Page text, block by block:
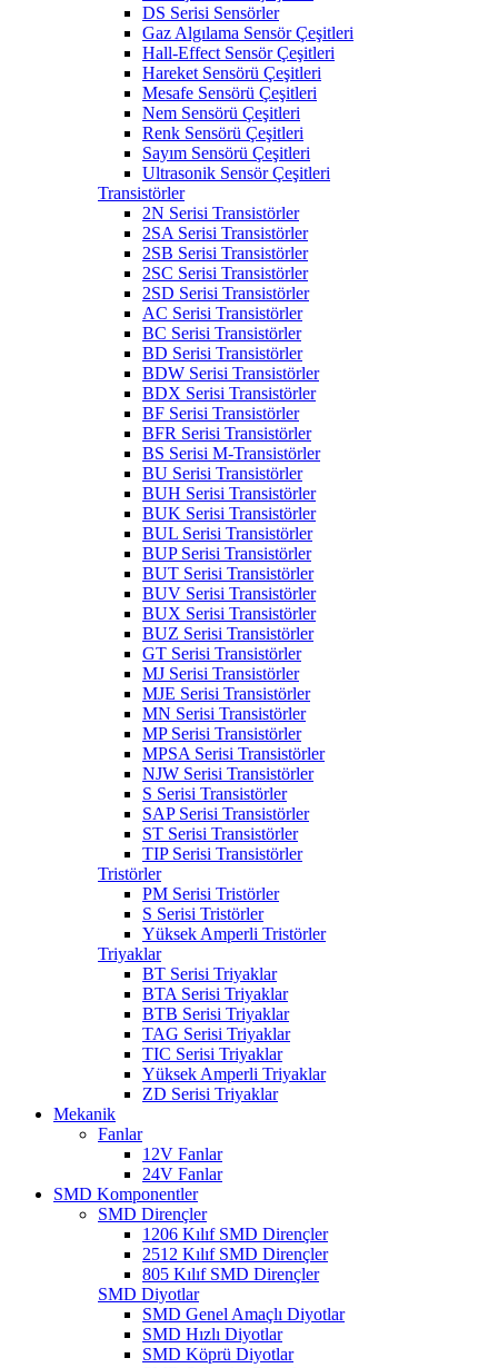
DS Serisi Sensörler
Gaz Algılama Sensör Çeşitleri
Hall-Effect Sensör Çeşitleri
Hareket Sensörü Çeşitleri
Mesafe Sensörü Çeşitleri
Nem Sensörü Çeşitleri
Renk Sensörü Çeşitleri
Sayım Sensörü Çeşitleri
Ultrasonik Sensör Çeşitleri
Transistörler
2N Serisi Transistörler
2SA Serisi Transistörler
2SB Serisi Transistörler
2SC Serisi Transistörler
2SD Serisi Transistörler
AC Serisi Transistörler
BC Serisi Transistörler
BD Serisi Transistörler
BDW Serisi Transistörler
BDX Serisi Transistörler
BF Serisi Transistörler
BFR Serisi Transistörler
BS Serisi M-Transistörler
BU Serisi Transistörler
BUH Serisi Transistörler
BUK Serisi Transistörler
BUL Serisi Transistörler
BUP Serisi Transistörler
BUT Serisi Transistörler
BUV Serisi Transistörler
BUX Serisi Transistörler
BUZ Serisi Transistörler
GT Serisi Transistörler
MJ Serisi Transistörler
MJE Serisi Transistörler
MN Serisi Transistörler
MP Serisi Transistörler
MPSA Serisi Transistörler
NJW Serisi Transistörler
S Serisi Transistörler
SAP Serisi Transistörler
ST Serisi Transistörler
TIP Serisi Transistörler
Tristörler
PM Serisi Tristörler
S Serisi Tristörler
Yüksek Amperli Tristörler
Triyaklar
BT Serisi Triyaklar
BTA Serisi Triyaklar
BTB Serisi Triyaklar
TAG Serisi Triyaklar
TIC Serisi Triyaklar
Yüksek Amperli Triyaklar
ZD Serisi Triyaklar
Mekanik
Fanlar
12V Fanlar
24V Fanlar
SMD Komponentler
SMD Dirençler
1206 Kılıf SMD Dirençler
2512 Kılıf SMD Dirençler
805 Kılıf SMD Dirençler
SMD Diyotlar
SMD Genel Amaçlı Diyotlar
SMD Hızlı Diyotlar
SMD Köprü Diyotlar